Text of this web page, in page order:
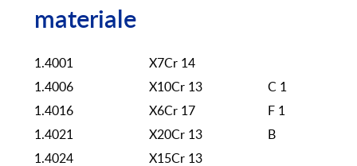
materiale
1.4001
X7Cr 14
1.4006
X10Cr 13
C 1
1.4016
X6Cr 17
F 1
1.4021
X20Cr 13
B
1.4024
X15Cr 13